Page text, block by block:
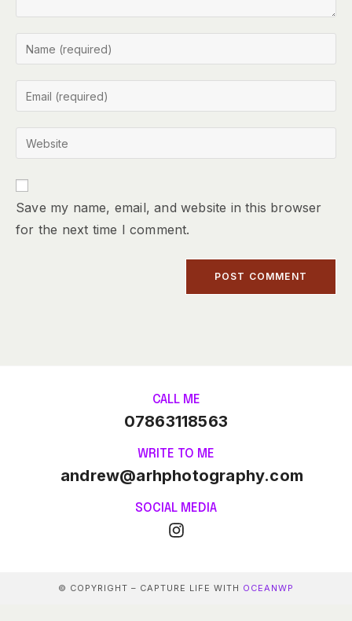
Save my name, email, and website in this browser
for the next time I comment.
CALL ME
07863118563
WRITE TO ME
andrew@arhphotography.com
SOCIAL MEDIA
© COPYRIGHT – CAPTURE LIFE WITH OCEANWP